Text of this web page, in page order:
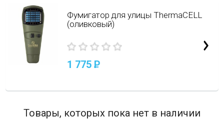
Фумигатор для улицы ThermaCELL
(оливковый)
1 775P
Товары, которых пока нет в наличии